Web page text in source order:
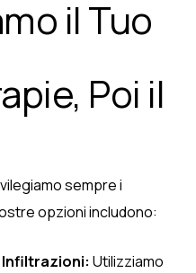
il Tuo
Poi il
sempre i
opzioni includono:
Infiltrazioni: Utilizziamo